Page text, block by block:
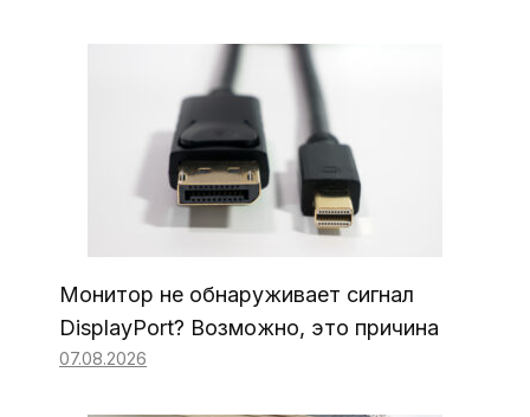
Монитор не обнаруживает сигнал
DisplayPort? Возможно, это причина
07.08.2026